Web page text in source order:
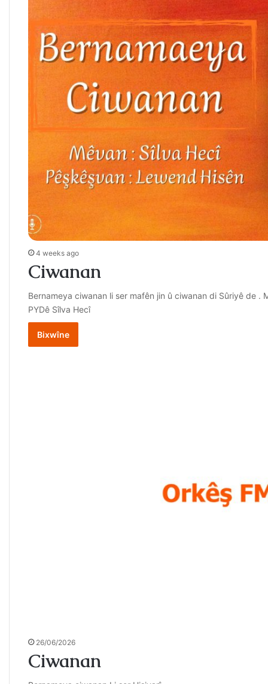
4 weeks ago
Ciwanan
Bernameya ciwanan li ser mafên jin û ciwanan di Sûriyê de .
PYDê Sîlva Hecî
Bixwîne
26/06/2026
Ciwanan